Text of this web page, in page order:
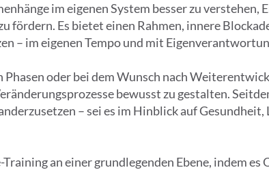
im eigenen System besser zu verstehen,
fördern. Es bietet einen Rahmen, innere
– im eigenen Tempo und mit
oder bei dem Wunsch nach
bewusst zu gestalten.
– sei es im Hinblick auf
an einer grundlegenden Ebene, indem